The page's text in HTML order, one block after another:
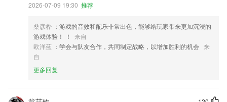
2026-07-09 19:30 推荐
桑彦桦 ：游戏的音效和配乐非常出色，能够给玩家带来更加沉浸的
游戏体验！ ！
来自
欧洋蓝 ：学会与队友合作，共同制定战略，以增加胜利的机会 来
自
更多回复